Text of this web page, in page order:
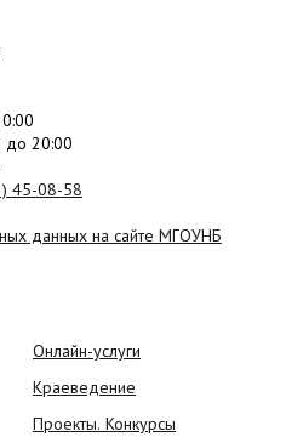
до 20:00
45-08-58
данных на сайте МГОУНБ
Онлайн-услуги
Краеведение
Проекты. Конкурсы